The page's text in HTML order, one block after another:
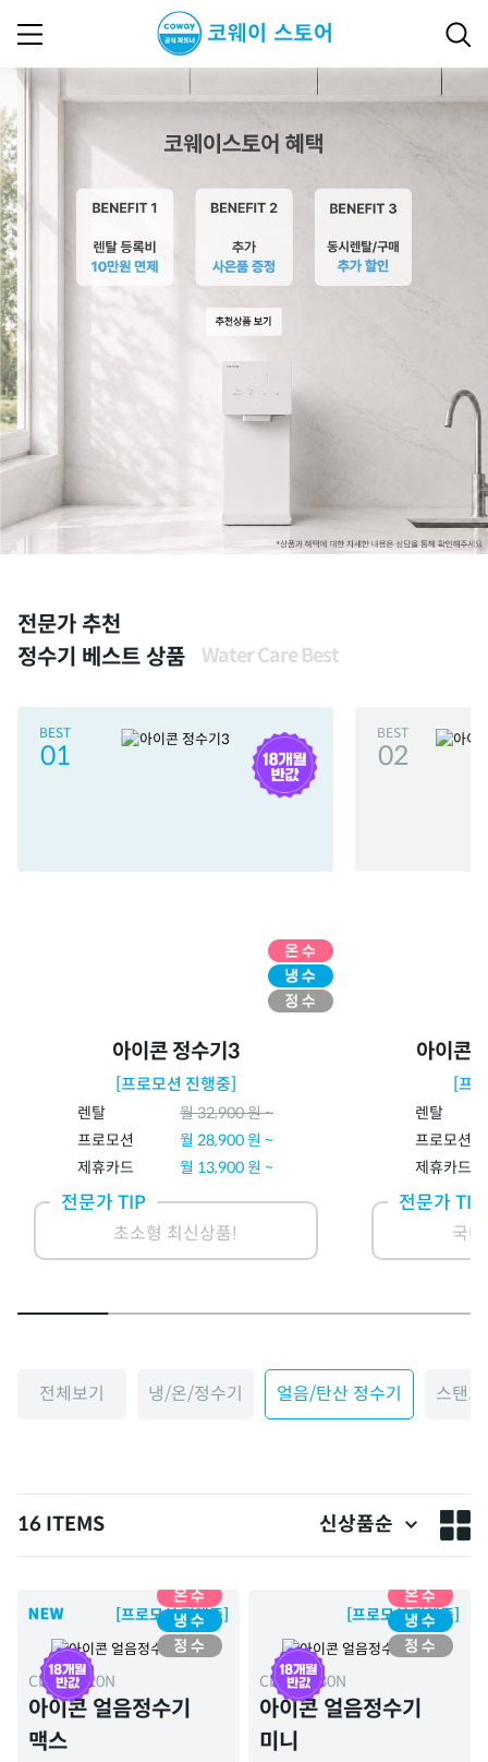
전문가 추천
정수기 베스트 상품
Water Care Best
BEST
01
아이콘 정수기3
[프로모션 진행중]
렌탈 월32,900원 ~
프로모션
월28,900원 ~
제휴카드
월 13,900원 ~
전문가 TIP
초소형 최신상품!
BEST
02
아이콘
[프
렌탈
프로모션
제휴카드
전문가 TIP
국
전체보기 냉/온/정수기 얼음/탄산 정수기 스탠
16 ITEMS 신상품순
[프로모션 진행중]
CHPI-7420N
아이콘 얼음정수기
맥스
[프로모션 진행중]
CHPI-7430N
아이콘 얼음정수기
미니